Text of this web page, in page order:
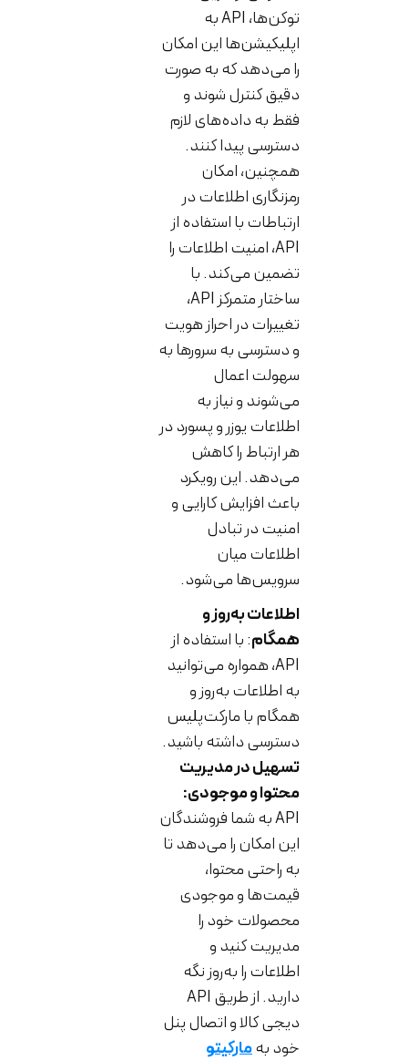
توکن‌ها، API به
اپلیکیشن‌ها این امکان
را می‌دهد که به صورت
دقیق کنترل شوند و
فقط به داده‌های لازم
دسترسی پیدا کنند.
همچنین، امکان
رمزنگاری اطلاعات در
ارتباطات با استفاده از
API، امنیت اطلاعات را
تضمین می‌کند. با
ساختار متمرکز API،
تغییرات در احراز هویت
و دسترسی به سرورها به
سهولت اعمال
می‌شوند و نیاز به
اطلاعات یوزر و پسورد در
هر ارتباط را کاهش
می‌دهد. این رویکرد
باعث افزایش کارایی و
امنیت در تبادل
اطلاعات میان
سرویس‌ها می‌شود.
اطلاعات به‌روز و
: با استفاده از
API، همواره می‌توانید
به اطلاعات به‌روز و
همگام با مارکت‌پلیس
دسترسی داشته باشید.
تسهیل در مدیریت
محتوا و موجودی:
API به شما فروشندگان
این امکان را می‌دهد تا
به راحتی محتوا،
قیمت‌ها و موجودی
محصولات خود را
مدیریت کنید و
اطلاعات را به‌روز نگه
دارید. از طریق API
دیجی کالا و اتصال پنل
مارکیتو